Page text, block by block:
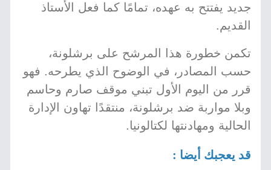
جديد يفتتح به عهده، تمامًا كما فعل الأستاذ
القديم.
تكمن خطورة هذا المرشح على برشلونة،
حسب المصادر، في الوضوح الذي يطرحه. فهو
قرر من اليوم الأول تبني موقف صارم وحاسم
وبلا مواربة ضد برشلونة، منتقدًا تهاون الإدارة
الحالية ومهادنتها لكتالونيا.
قد يعجبك أيضا :